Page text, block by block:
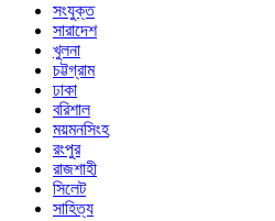
সংযুক্ত
সারাদেশ
খুলনা
চট্টগ্রাম
ঢাকা
বরিশাল
ময়মনসিংহ
রংপুর
রাজশাহী
সিলেট
সাহিত্য